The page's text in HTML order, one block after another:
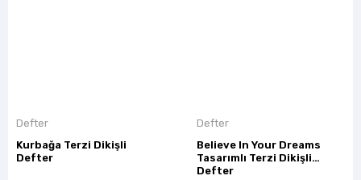
Defter
Kurbağa Terzi Dikişli
Defter
Defter
Believe In Your Dreams
Tasarımlı Terzi Dikişli
Defter